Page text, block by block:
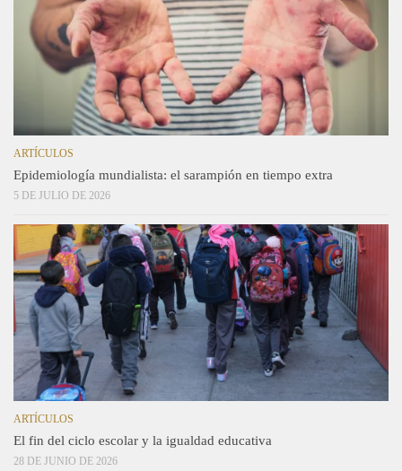
ARTÍCULOS
Epidemiología mundialista: el sarampión en tiempo extra
5 DE JULIO DE 2026
ARTÍCULOS
El fin del ciclo escolar y la igualdad educativa
28 DE JUNIO DE 2026